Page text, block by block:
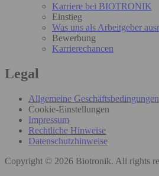
Karriere bei BIOTRONIK
Einstieg
Was uns als Arbeitgeber
Bewerbung
Karrierechancen
Legal
Allgemeine Geschäftsbedingungen
Cookie-Einstellungen
Impressum
Rechtliche Hinweise
Datenschutzhinweise
Copyright © 2026 Biotronik. All rights